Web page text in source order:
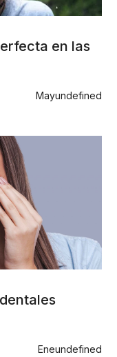
en las
Mayundefined
Eneundefined